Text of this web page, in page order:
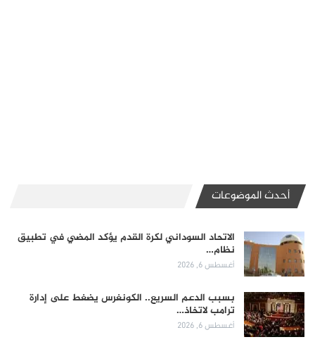
أحدث الموضوعات
الاتحاد السوداني لكرة القدم يؤكد المضي في تطبيق
نظام…
أغسطس 6, 2026
بسبب الدعم السريع.. الكونغرس يضغط على إدارة
ترامب لاتخاذ…
أغسطس 6, 2026